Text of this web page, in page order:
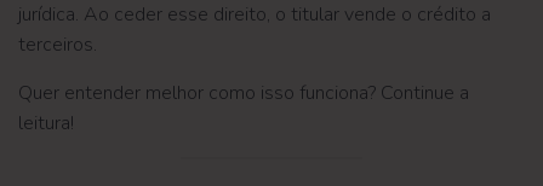
jurídica. Ao ceder esse direito, o titular vende o crédito a
terceiros.
Quer entender melhor como isso funciona? Continue a
leitura!